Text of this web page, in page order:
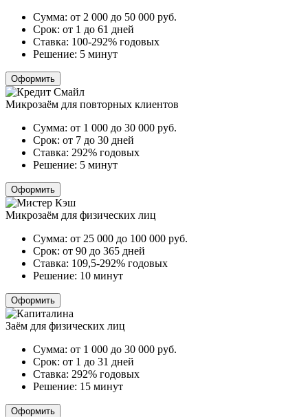
Сумма: от 2 000 до 50 000 руб.
Срок: от 1 до 61 дней
Ставка: 100-292% годовых
Решение: 5 минут
Оформить
Микрозаём для повторных клиентов
Сумма: от 1 000 до 30 000 руб.
Срок: от 7 до 30 дней
Ставка: 292% годовых
Решение: 5 минут
Оформить
Микрозаём для физических лиц
Сумма: от 25 000 до 100 000 руб.
Срок: от 90 до 365 дней
Ставка: 109,5-292% годовых
Решение: 10 минут
Оформить
Заём для физических лиц
Сумма: от 1 000 до 30 000 руб.
Срок: от 1 до 31 дней
Ставка: 292% годовых
Решение: 15 минут
Оформить